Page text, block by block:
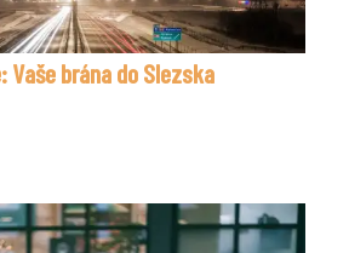
brána do Slezska